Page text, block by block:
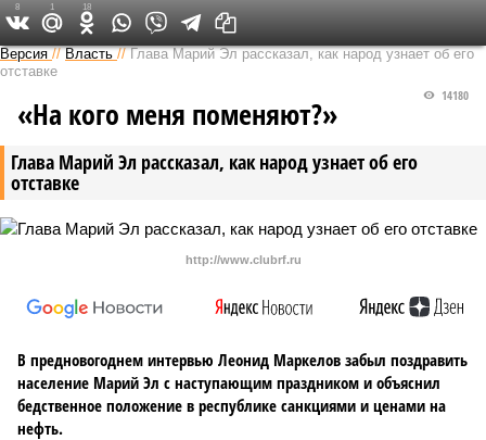
Версия в Чувашии
Версия //Власть //Глава Марий Эл рассказал, как народ узнает об его
отставке
Глава Марий Эл рассказал, как народ узнает об его
отставке
14180
«На кого меня поменяют?»
http://www.clubrf.ru
В предновогоднем интервью Леонид Маркелов забыл поздравить
население Марий Эл с наступающим праздником и объяснил
бедственное положение в республике санкциями и ценами на
нефть.
8 1 18